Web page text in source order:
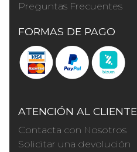
Preguntas Frecuentes
FORMAS DE PAGO
ATENCIÓN AL CLIENTE
Contacta con Nosotros
Solicitar una devolución